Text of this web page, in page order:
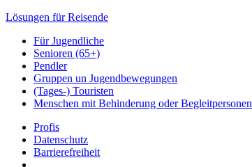
Lösungen für Reisende
Für Jugendliche
Senioren (65+)
Pendler
Gruppen un Jugendbewegungen
(Tages-) Touristen
Menschen mit Behinderung oder Begleitpersonen
Profis
Datenschutz
Barrierefreiheit